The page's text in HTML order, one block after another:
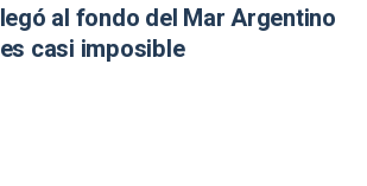
al fondo del Mar Argentino
casi imposible